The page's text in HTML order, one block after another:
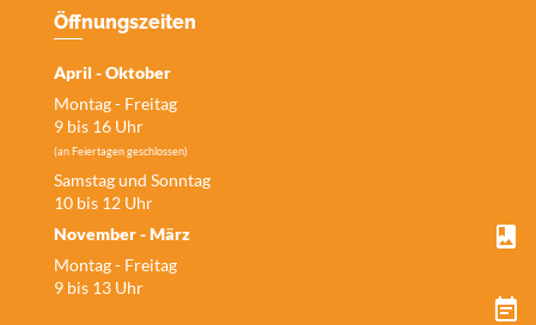
Öffnungszeiten
April - Oktober
Montag - Freitag
9 bis 16 Uhr
(an Feiertagen geschlossen)
Samstag und Sonntag
10 bis 12 Uhr
November - März
Montag - Freitag
9 bis 13 Uhr